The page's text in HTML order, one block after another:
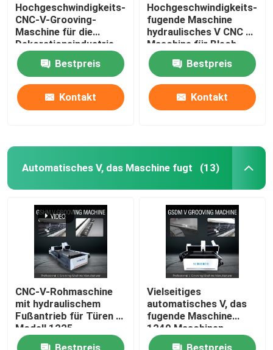
Hochgeschwindigkeits-
CNC-V-Grooving-
Maschine für die
Dekorationsindustrie
aus Edelstahl - Modell
1225
Bestpreis
Kontakt
Hochgeschwindigkeits-
fugende Maschine
hydraulisches V CNC V
Maschine für Blech
1225 fugend
Bestpreis
Kontakt
Automatisches V, das Maschine fugt (13)
CNC-V-Rohmaschine
mit hydraulischem
Fußantrieb für Türen -
Modell 1225
Bestpreis
Vielseitiges
automatisches V, das
fugende Maschine
1240 Maschinen-
Edelstahl Cnc V fugt
Bestpreis